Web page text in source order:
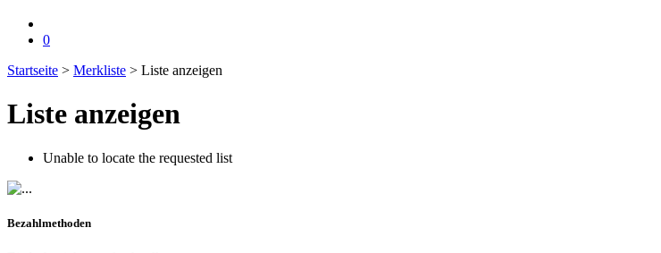
0
Startseite > Merkliste > Liste anzeigen
Liste anzeigen
Unable to locate the requested list
Bezahlmethoden